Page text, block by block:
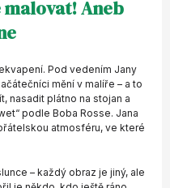
malovat! Aneb
Pod vedením Jany
mění v malíře – a to
nasadit plátno na stojan a
podle Boba Rosse. Jana
atmosféru, ve které
– každý obraz je jiný, ale